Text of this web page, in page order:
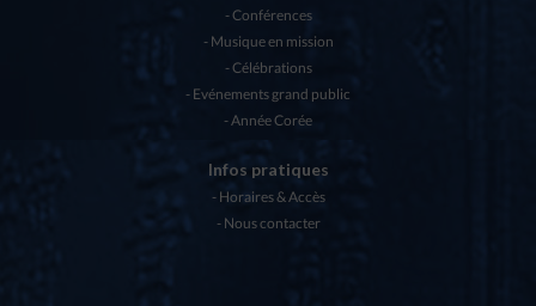
Conférences
Musique en mission
Célébrations
Evénements grand public
Année Corée
Infos pratiques
Horaires & Accès
Nous contacter